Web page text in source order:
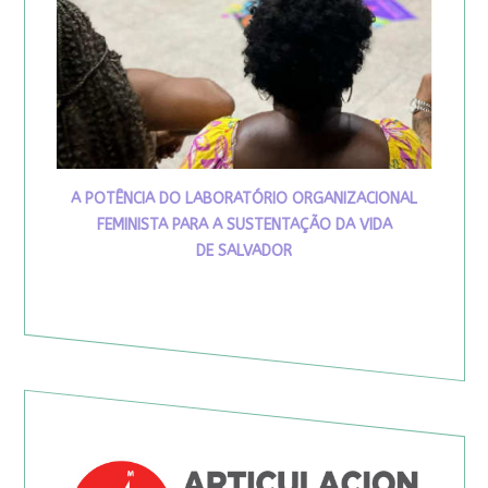
A POTÊNCIA DO LABORATÓRIO ORGANIZACIONAL
FEMINISTA PARA A SUSTENTAÇÃO DA VIDA
DE SALVADOR